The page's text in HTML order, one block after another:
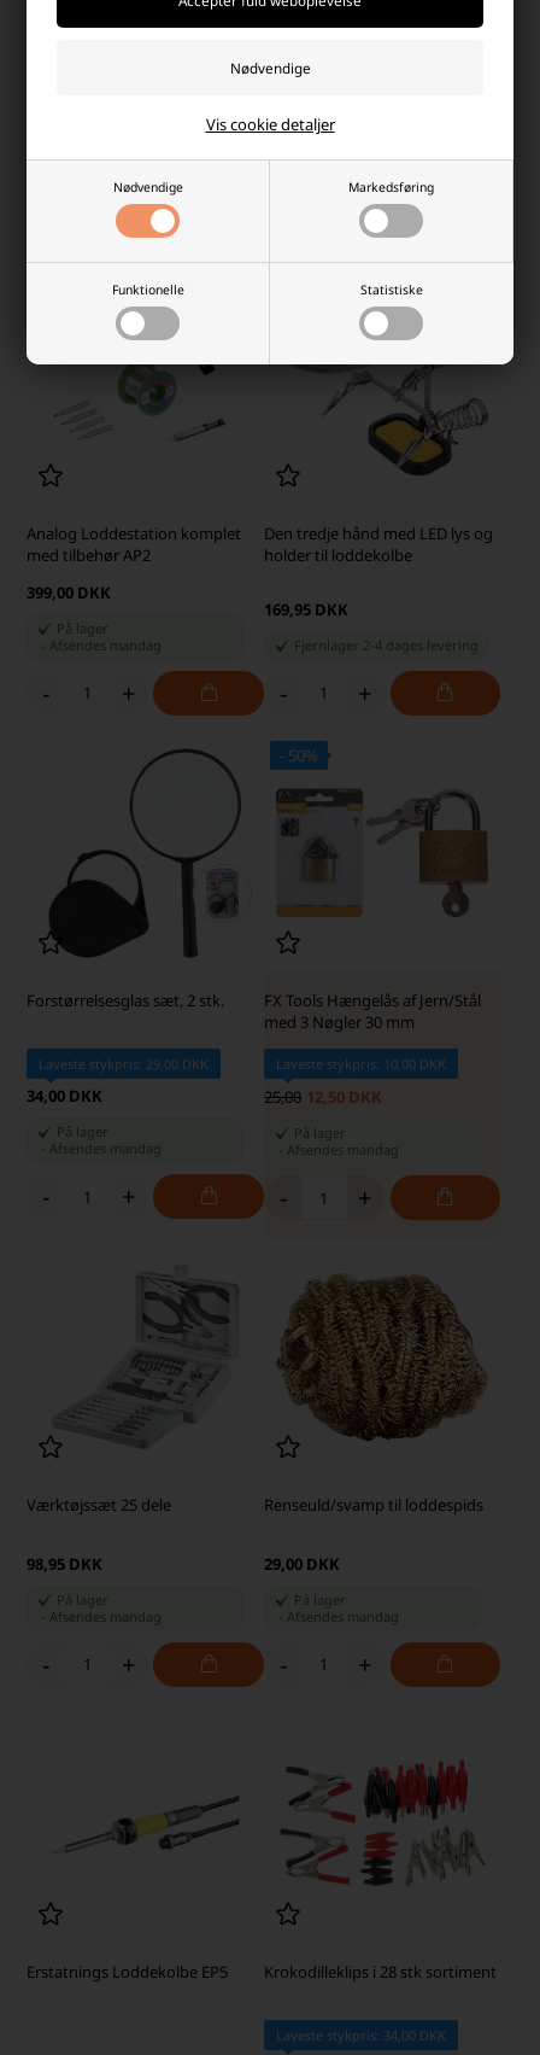
Nødvendige Markedsføring
Funktionelle Statistiske
Vis cookie detaljer
På lager
+
Loddespids sæt AP2
79,95 DKK
+
Analog Loddestation komplet
med tilbehør AP2
399,00 DKK
På lager
Afsendes mandag
- +
Den tredje hånd med LED lys og
holder til loddekolbe
169,95 DKK
Fjernlager 2-4 dages levering
- +
Forstørrelsesglas sæt, 2 stk.
Laveste stykpris: 29,00 DKK
34,00 DKK
På lager
-Afsendes mandag
- +
- 50%
SKARP PRIS · SKARP PRIS
FX Tools Hængelås af Jern/Stål
med 3 Nøgler 30 mm
Laveste stykpris: 10,00 DKK
25,00 12,50 DKK
På lager
Afsendes mandag
- +
Værktøjssæt 25 dele
98,95 DKK
På lager
Afsendes mandag
- +
Renseuld/svamp til loddespids
29,00 DKK
På lager
Afsendes mandag
- +
Erstatnings Loddekolbe EP5 Krokodilleklips i 28 stk sortiment
Laveste stykpris: 34,00 DKK